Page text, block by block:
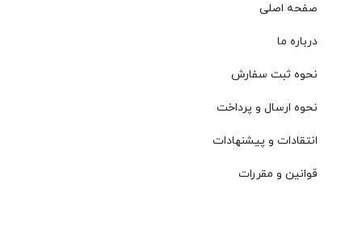
صفحه اصلی
درباره ما
نحوه ثبت سفارش
نحوه ارسال و پرداخت
انتقادات و پیشنهادات
قوانین و مقررات